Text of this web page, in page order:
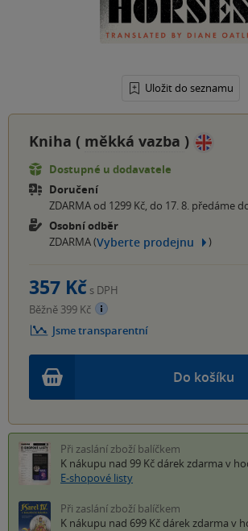
Uložit do seznamu
Kniha ( měkká vazba )
Dostupné u dodavatele
Doručení
ZDARMA od 1299 Kč, do 17. 8. předáme
Osobní odběr
ZDARMA (Vyberte prodejnu )
Do košíku
357 Kč s DPH
Běžně 399 Kč
Jsme transparentní
Při zaslání zboží balíčkem
K nákupu nad 99 Kč dárek zdarma v
E-shopové listy
Při zaslání zboží balíčkem
K nákupu nad 699 Kč dárek zdarma v